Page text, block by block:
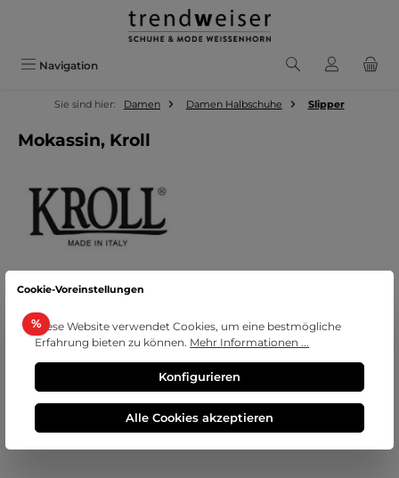
Zum Hauptinhalt springen
Navigation
Sie sind hier: Damen Damen Halbschuhe Slipper
Mokassin, Kroll
Bildergalerie überspringen
%Rabatt
Cookie-Voreinstellungen
Diese Website verwendet Cookies, um eine bestmögliche
Erfahrung bieten zu können. Mehr Informationen ...
Konfigurieren
Alle Cookies akzeptieren